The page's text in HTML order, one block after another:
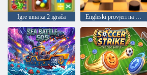
Igre uma za 2 igrača Engleski provjeri na mreži za igru za više igrača